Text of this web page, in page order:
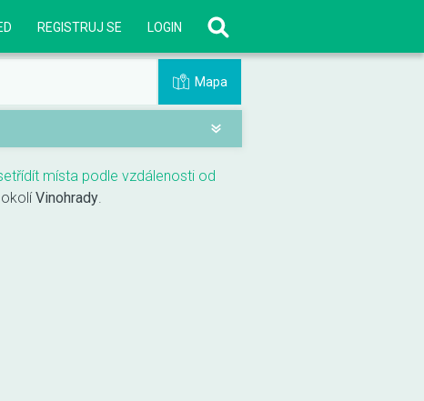
REGISTRUJ SE LOGIN
Mapa
místa podle vzdálenosti od
Vinohrady.